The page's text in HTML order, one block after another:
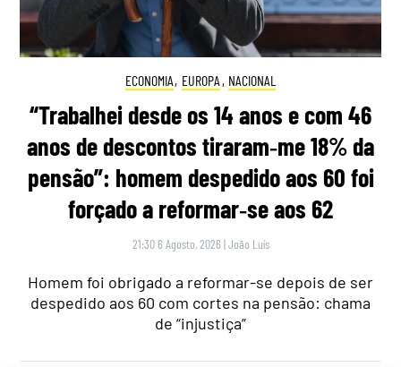
ECONOMIA, EUROPA , NACIONAL
“Trabalhei desde os 14 anos e com 46
anos de descontos tiraram‑me 18% da
pensão”: homem despedido aos 60 foi
forçado a reformar‑se aos 62
21:30 6 Agosto, 2026 |João Luís
Homem foi obrigado a reformar-se depois de ser
despedido aos 60 com cortes na pensão: chama
de “injustiça”